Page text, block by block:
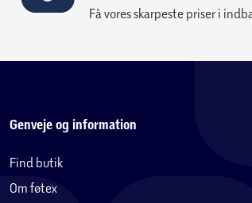
Få vores skarpeste priser i
Genveje og information
Find butik
Om føtex